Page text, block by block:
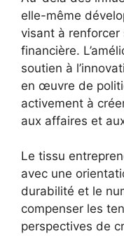
elle-même
visant à
financière.
soutien à
en œuvre de
activement à
aux affaires et
Le tissu
avec une
durabilité et le
compenser les
perspectives de